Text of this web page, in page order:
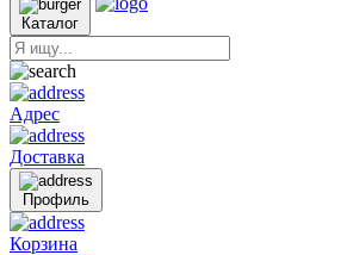
Каталог
Адрес
Доставка
Профиль
Корзина